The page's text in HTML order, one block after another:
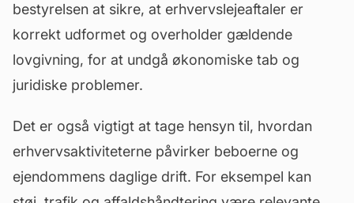
bestyrelsen at sikre, at erhvervslejeaftaler er
korrekt udformet og overholder gældende
lovgivning, for at undgå økonomiske tab og
juridiske problemer.
Det er også vigtigt at tage hensyn til, hvordan
erhvervsaktiviteterne påvirker beboerne og
ejendommens daglige drift. For eksempel kan